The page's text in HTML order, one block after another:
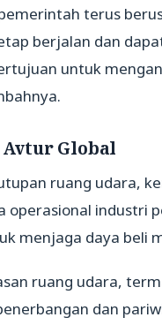
terus
berjalan dan
untuk
Global
ruang udara,
operasional industri
menjaga daya beli
ruang udara,
dan